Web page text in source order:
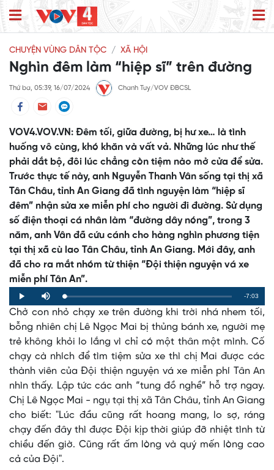
CHUYỆN VÙNG DÂN TỘC XÃ HỘI
Nghìn đêm làm “hiệp sĩ” trên đường
Thứ ba, 05:39, 16/07/2024 Chanh Tuy/VOV ĐBCSL
VOV4.VOV.VN: Đêm tối, giữa đường, bị hư xe… là tình
huống vô cùng, khó khăn và vất vả. Những lúc như thế
phải dắt bộ, đôi lúc chẳng còn tiệm nào mở cửa để sửa.
Trước thực tế này, anh Nguyễn Thanh Vân sống tại thị xã
Tân Châu, tỉnh An Giang đã tình nguyện làm “hiệp sĩ
đêm” nhận sửa xe miễn phí cho người đi đường. Sử dụng
số điện thoại cá nhân làm “đường dây nóng”, trong 3
năm, anh Vân đã cứu cánh cho hàng nghìn phương tiện
tại thị xã cù lao Tân Châu, tỉnh An Giang. Mới đây, anh
đã cho ra mắt nhóm từ thiện “Đội thiện nguyện vá xe
miễn phí Tân An”.
Play Mute Loaded:
0%
Progress:
0%
Remaining
Time
-7:03
Chở con nhỏ chạy xe trên đường khi trời nhá nhem tối,
bỗng nhiên chị Lê Ngọc Mai bị thủng bánh xe, người mẹ
trẻ không khỏi lo lắng vì chỉ có một thân một mình. Cố
chạy cà nhích để tìm tiệm sửa xe thì chị Mai được các
thành viên của Đội thiện nguyện vá xe miễn phí Tân An
nhìn thấy. Lập tức các anh “tung đồ nghề” hỗ trợ ngay.
Chị Lê Ngọc Mai - ngụ tại thị xã Tân Châu, tỉnh An Giang
cho biết: "Lúc đầu cũng rất hoang mang, lo sợ, ráng
chạy đến đây thì được Đội kịp thời giúp đỡ nhiệt tình từ
chiều đến giờ. Cũng rất ấm lòng và quý mến lòng cao
cả của Đội".